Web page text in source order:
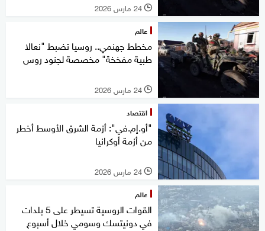
l 24 مارس 2026
عالم
مخطط جهنمي.. روسيا تضبط "نعالا
طبية مفخخة" مخصصة لجنود روس
l 24 مارس 2026
اقتصاد
"أو.إم.في": أزمة الشرق الأوسط أخطر
من أزمة أوكرانيا
l 24 مارس 2026
عالم
القوات الروسية تسيطر على 5 بلدات
في دونيتسك وسومي خلال أسبوع